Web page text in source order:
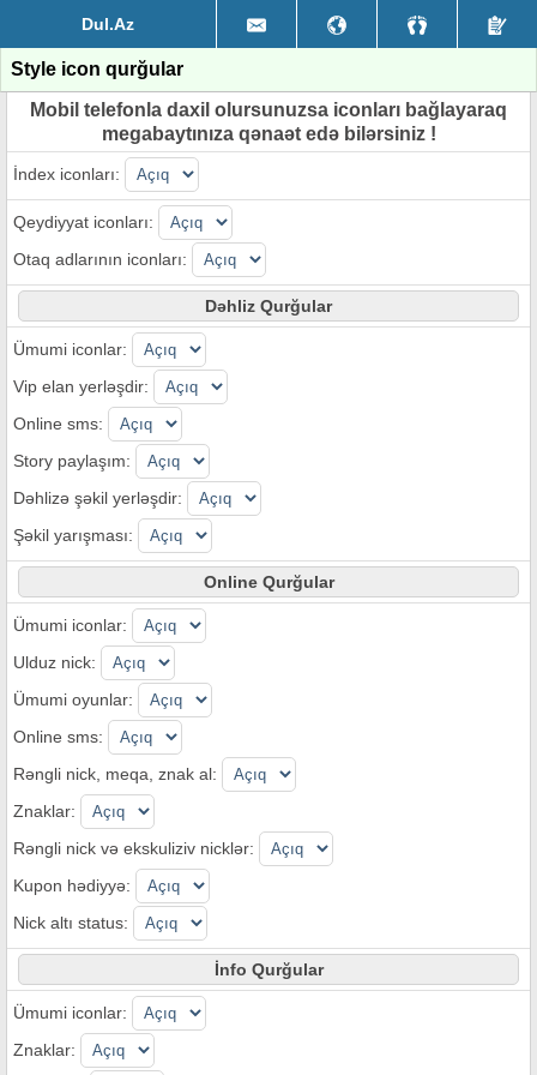
Dul.Az
Style icon qurğular
Mobil telefonla daxil olursunuzsa iconları bağlayaraq
megabaytınıza qənaət edə bilərsiniz !
İndex iconları:
Qeydiyyat iconları:
Otaq adlarının iconları:
Dəhliz Qurğular
Ümumi iconlar:
Vip elan yerləşdir:
Online sms:
Story paylaşım:
Dəhlizə şəkil yerləşdir:
Şəkil yarışması:
Online Qurğular
Ümumi iconlar:
Ulduz nick:
Ümumi oyunlar:
Online sms:
Rəngli nick, meqa, znak al:
Znaklar:
Rəngli nick və ekskuliziv nicklər:
Kupon hədiyyə:
Nick altı status:
İnfo Qurğular
Ümumi iconlar:
Znaklar: